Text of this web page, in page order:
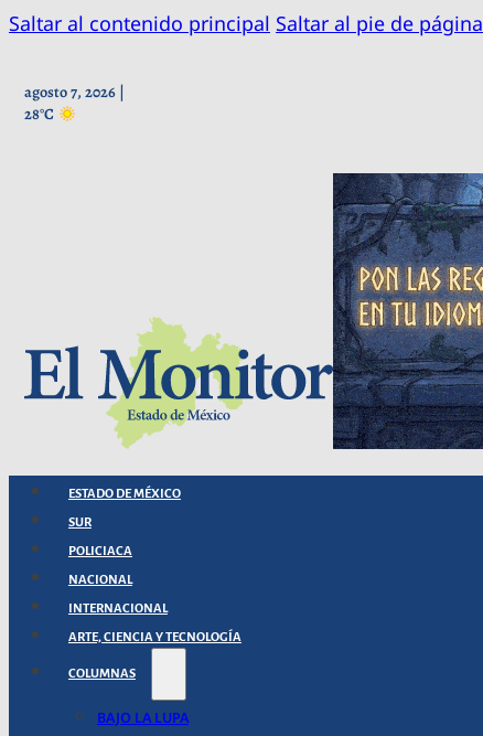
Saltar al contenido principal Saltar al pie de página
agosto 7, 2026 |
28°C
ESTADO DE MÉXICO
SUR
POLICIACA
NACIONAL
INTERNACIONAL
ARTE, CIENCIA Y TECNOLOGÍA
COLUMNAS
BAJO LA LUPA